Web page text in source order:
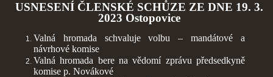
USNESENÍ ČLENSKÉ SCHŮZE ZE DNE 19. 3.
2023 Ostopovice
Valná hromada schvaluje volbu – mandátové a
návrhové komise
Valná hromada bere na vědomí zprávu předsedkyně
komise p. Novákové